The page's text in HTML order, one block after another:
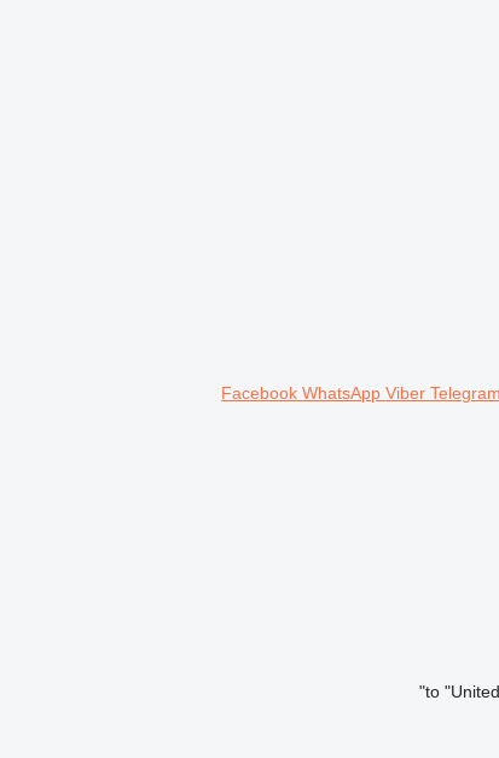
FacebookWhatsAppViberTelegram